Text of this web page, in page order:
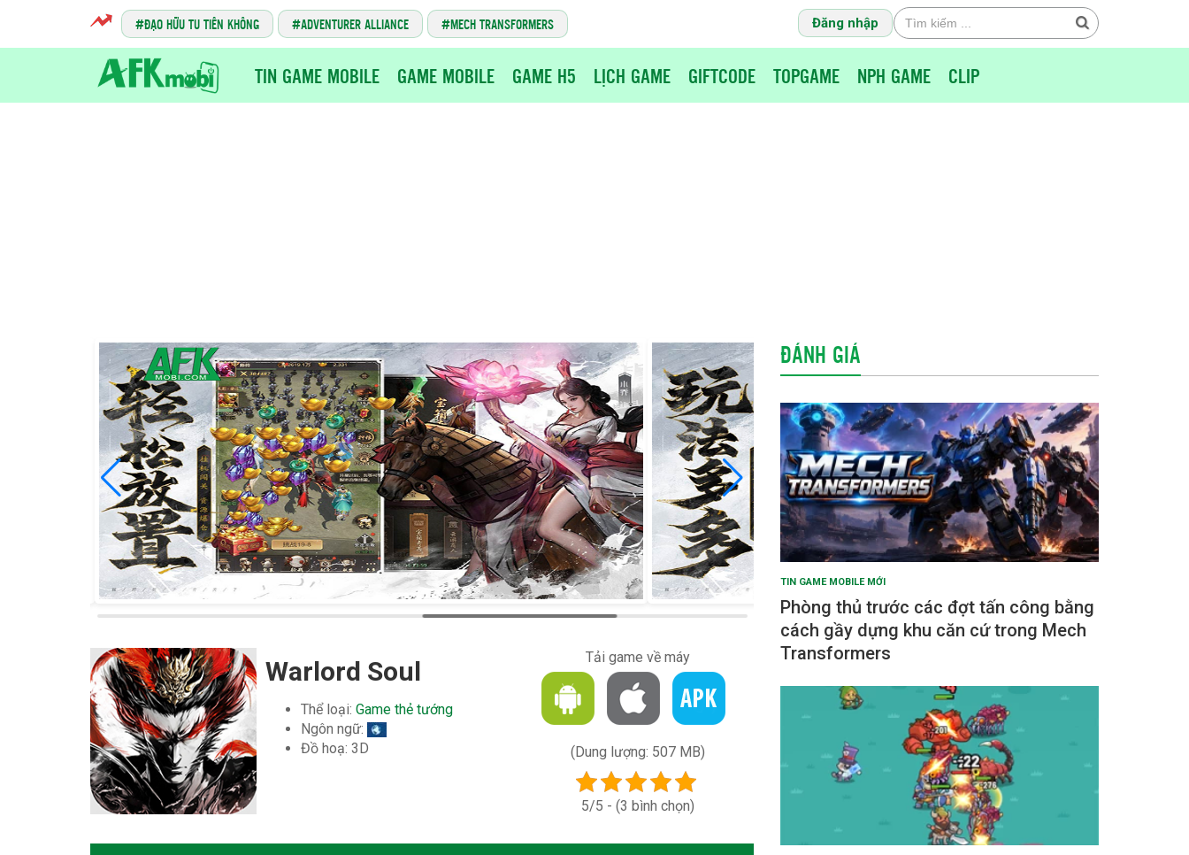
ĐẠO HỮU TU TIÊN KHÔNG ADVENTURER ALLIANCE MECH TRANSFORMERS Đăng nhập
TIN GAME MOBILE GAME MOBILE GAME H5 LỊCH GAME GIFTCODE TOPGAME NPH GAME CLIP
Warlord Soul
Thể loại: Game thẻ tướng
Ngôn ngữ:
Đồ hoạ: 3D
Tải game về máy
(Dung lượng: 507 MB)
5/5 - (3 bình chọn)
ĐÁNH GIÁ
TIN GAME MOBILE MỚI
Phòng thủ trước các đợt tấn công bằng
cách gầy dựng khu căn cứ trong Mech
Transformers